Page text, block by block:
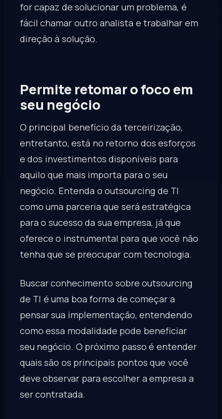
for capaz de solucionar um problema, é
fácil chamar outro analista e trabalhar em
direção à solução.
Permite retomar o foco em
seu negócio
O principal benefício da terceirização,
entretanto, está no retorno dos esforços
e dos investimentos disponíveis para
aquilo que mais importa para o seu
negócio. Entenda o outsourcing de TI
como uma parceria que será estratégica
para o sucesso da sua empresa, já que
oferece o instrumental para que você não
tenha que se preocupar com tecnologia.
Buscar conhecimento sobre outsourcing
de TI é uma boa forma de começar a
pensar sua implementação, entendendo
como essa modalidade pode beneficiar
seu negócio. O próximo passo é entender
quais são os principais pontos que você
deve observar para escolher a empresa a
ser contratada.